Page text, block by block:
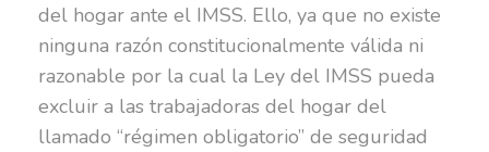
del hogar ante el IMSS. Ello, ya que no existe
ninguna razón constitucionalmente válida ni
razonable por la cual la Ley del IMSS pueda
excluir a las trabajadoras del hogar del
llamado “régimen obligatorio” de seguridad